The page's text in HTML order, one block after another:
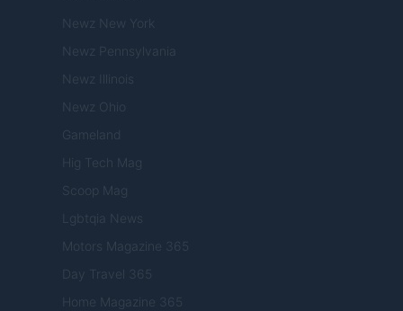
Newz New York
Newz Pennsylvania
Newz Illinois
Newz Ohio
Gameland
Hig Tech Mag
Scoop Mag
Lgbtqia News
Motors Magazine 365
Day Travel 365
Home Magazine 365